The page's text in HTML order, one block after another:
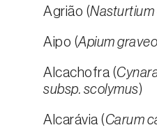
Agrião (Nasturtium
Aipo (Apium
Alcachofra (
subsp. scolymus)
Alcarávia (Carum